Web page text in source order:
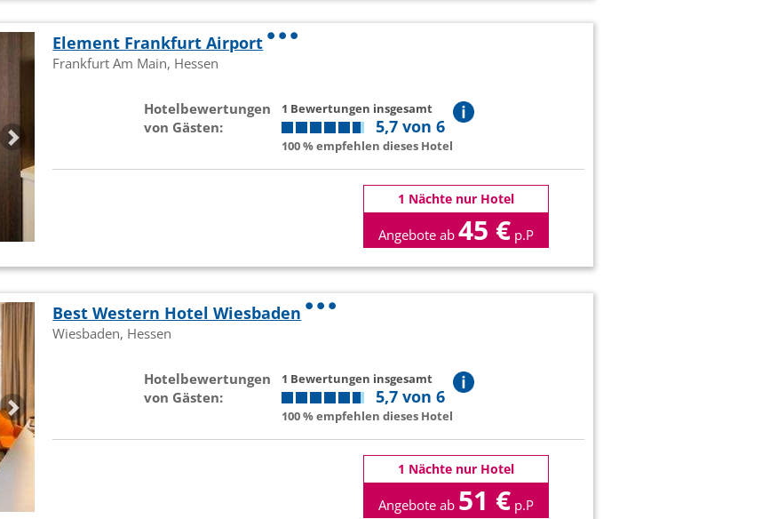
Element Frankfurt Airport
Frankfurt Am Main, Hessen
Hotelbewertungen
von Gästen:
1 Bewertungen insgesamt
5,7 von 6
100 % empfehlen dieses Hotel
1 Nächte nur Hotel
Angebote ab 45 € p.P
Best Western Hotel Wiesbaden
Wiesbaden, Hessen
Hotelbewertungen
von Gästen:
1 Bewertungen insgesamt
5,7 von 6
100 % empfehlen dieses Hotel
1 Nächte nur Hotel
Angebote ab 51 € p.P